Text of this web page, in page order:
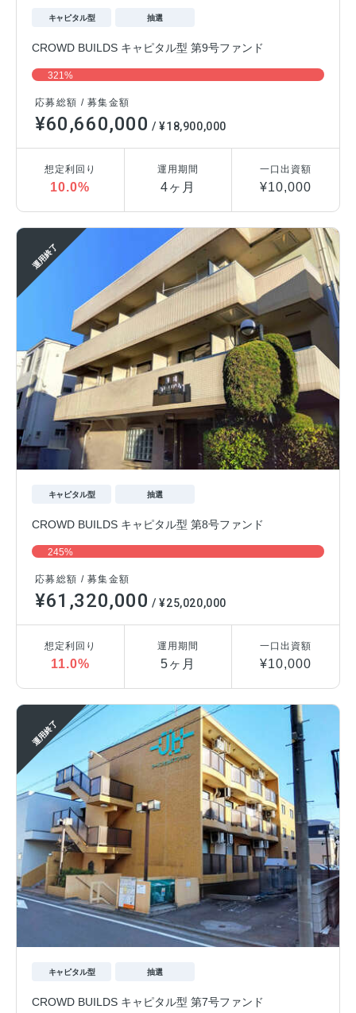
キャピタル型 抽選
CROWD BUILDS キャピタル型 第9号ファンド
321%
応募総額 / 募集金額
¥60,660,000 / ¥18,900,000
想定利回り
10.0%
運用期間
4ヶ月
一口出資額
¥10,000
運用終了
キャピタル型 抽選
CROWD BUILDS キャピタル型 第8号ファンド
245%
応募総額 / 募集金額
¥61,320,000 / ¥25,020,000
想定利回り
11.0%
運用期間
5ヶ月
一口出資額
¥10,000
運用終了
キャピタル型 抽選
CROWD BUILDS キャピタル型 第7号ファンド